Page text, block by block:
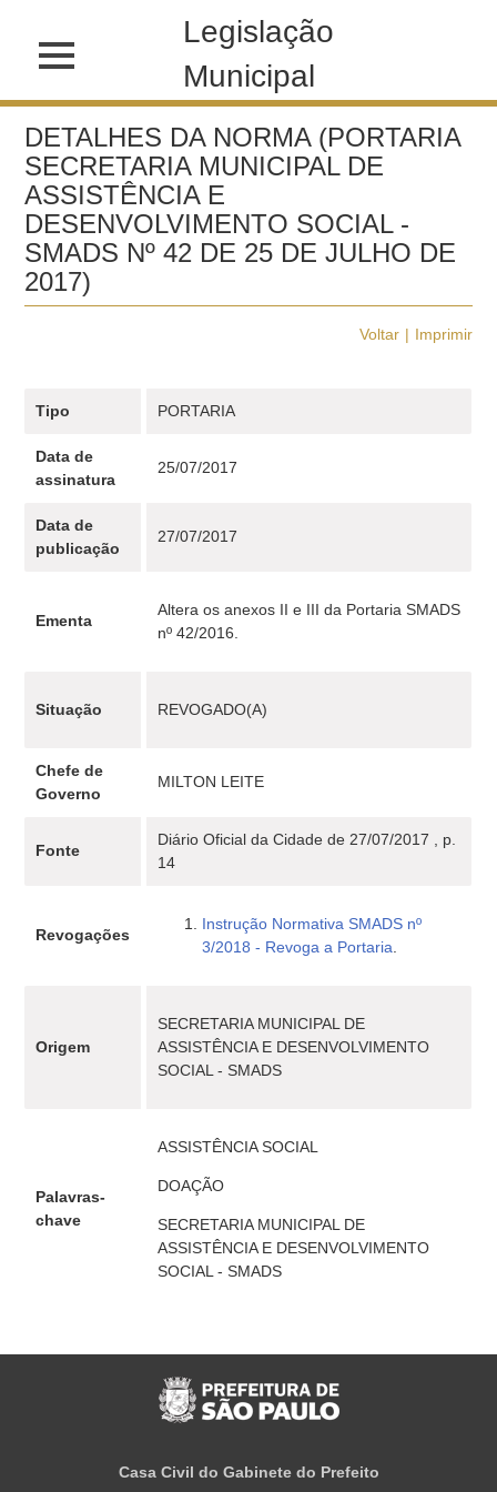
Legislação
Municipal
DETALHES DA NORMA (PORTARIA
SECRETARIA MUNICIPAL DE
ASSISTÊNCIA E
DESENVOLVIMENTO SOCIAL -
SMADS Nº 42 DE 25 DE JULHO DE
2017)
Voltar Imprimir
Tipo PORTARIA
Data de
assinatura
25/07/2017
Data de
publicação
27/07/2017
Ementa
Altera os anexos II e III da Portaria SMADS
nº 42/2016.
Situação REVOGADO(A)
Chefe de
Governo
MILTON LEITE
Fonte
Diário Oficial da Cidade de 27/07/2017 , p.
14
Revogações
Instrução Normativa SMADS nº
3/2018 - Revoga a Portaria
Origem
SECRETARIA MUNICIPAL DE
ASSISTÊNCIA E DESENVOLVIMENTO
SOCIAL - SMADS
Palavras-
chave
ASSISTÊNCIA SOCIAL
DOAÇÃO
SECRETARIA MUNICIPAL DE
ASSISTÊNCIA E DESENVOLVIMENTO
SOCIAL - SMADS
Casa Civil do Gabinete do Prefeito